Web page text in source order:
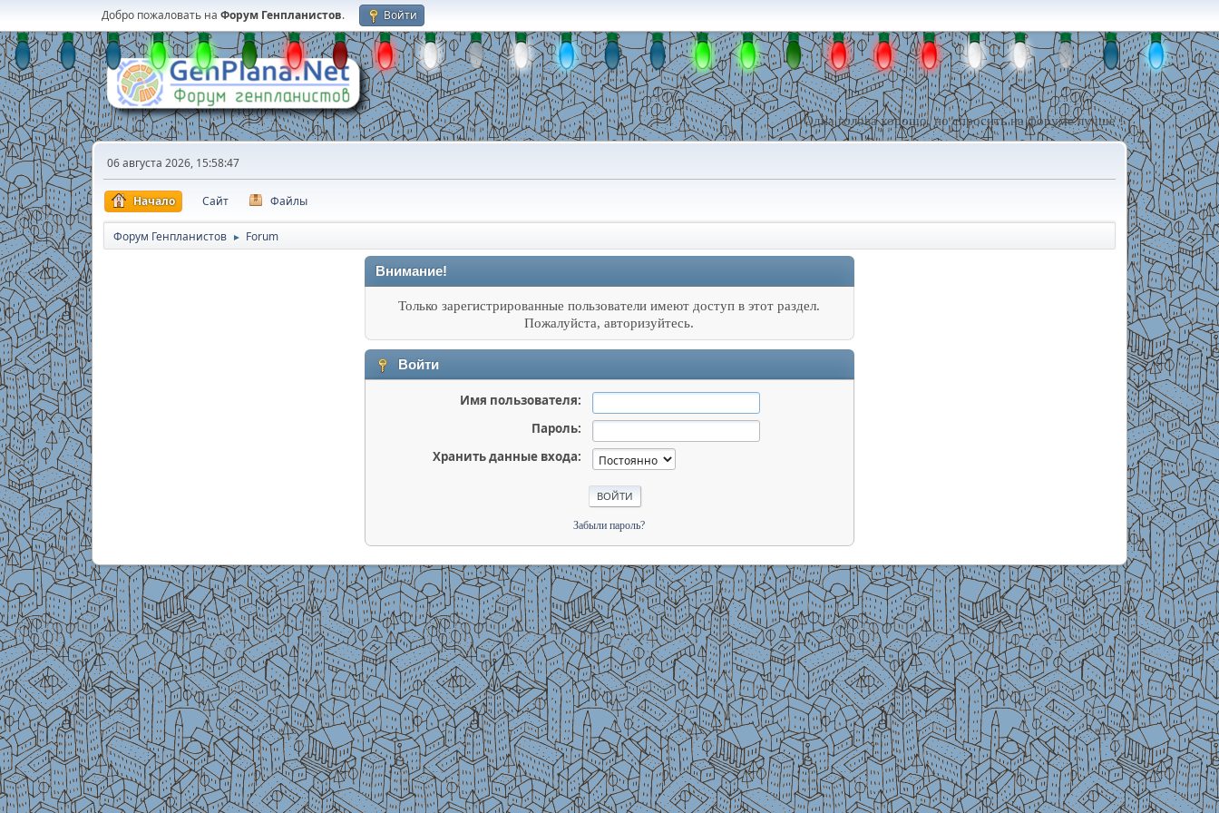
Добро пожаловать на Форум Генпланистов. Войти
Одна голова хорошо, но спросить на форуме лучше !
06 августа 2026, 15:58:47
Начало Сайт Файлы
Форум Генпланистов ► Forum
Внимание!
Только зарегистрированные пользователи имеют доступ в этот раздел.
Пожалуйста, авторизуйтесь.
Войти
Имя пользователя:
Пароль:
Хранить данные входа:
Забыли пароль?